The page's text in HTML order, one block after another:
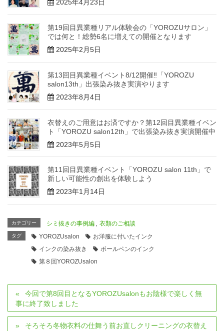
2025年4月23日
第19回目異業種リアル体験会の「YOROZUサロン」
では何と！総勢6名に増えての開催となります
2025年2月5日
第13回目異業種イベント8/12開催‼「YOROZU
salon13th」出張染み抜き実演やります
2023年8月4日
衣替えのご用意はお済ですか？第12回目異業種イベン
ト「YOROZU salon12th」で出張染み抜き実演開催中
2023年5月5日
第11回目異業種イベント「YOROZU salon 11th」で
新しい可能性の創出を体験しよう
2023年1月14日
カテゴリー シミ抜きの事例編 , 衣類のご相談
タグ YOROZUsalon
お洋服に付いたインク
インクの染み抜き
ボールペンのインク
第８回YOROZUsalon
今回で第8回目となるYOROZUsalonもお陰様で楽しく無
事に終了致しました
そろそろ冬物衣料の仕舞う前お直しクリーニングの衣替え